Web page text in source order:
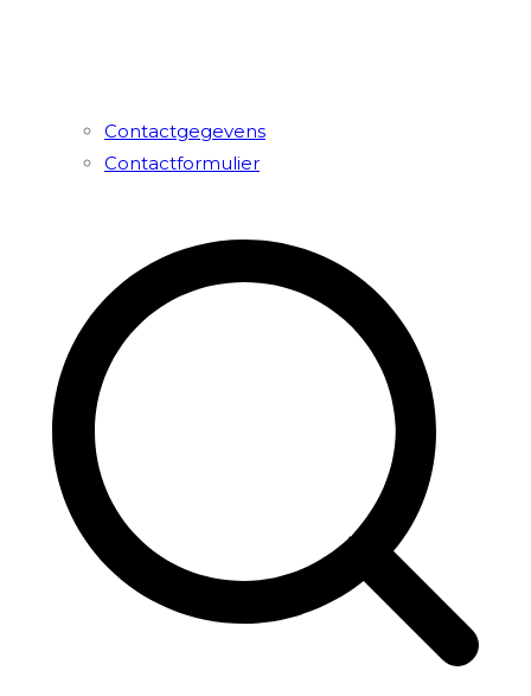
Contactgegevens
Contactformulier